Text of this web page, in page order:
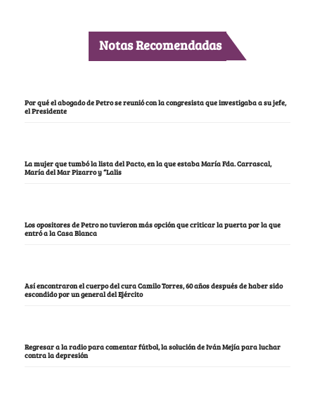
Notas Recomendadas
Por qué el abogado de Petro se reunió con la congresista que investigaba a su jefe,
el Presidente
La mujer que tumbó la lista del Pacto, en la que estaba María Fda. Carrascal,
María del Mar Pizarro y “Lalis
Los opositores de Petro no tuvieron más opción que criticar la puerta por la que
entró a la Casa Blanca
Así encontraron el cuerpo del cura Camilo Torres, 60 años después de haber sido
escondido por un general del Ejército
Regresar a la radio para comentar fútbol, la solución de Iván Mejía para luchar
contra la depresión